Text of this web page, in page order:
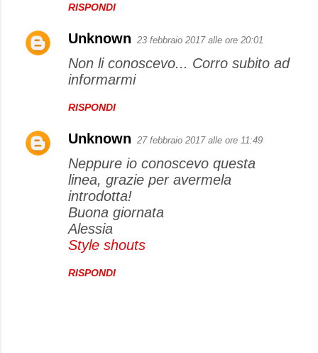
RISPONDI
Unknown 23 febbraio 2017 alle ore 20:01
Non li conoscevo... Corro subito ad
informarmi
RISPONDI
Unknown 27 febbraio 2017 alle ore 11:49
Neppure io conoscevo questa
linea, grazie per avermela
introdotta!
Buona giornata
Alessia
Style shouts
RISPONDI